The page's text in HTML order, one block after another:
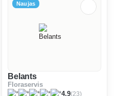
Naujas
Belants
Floraservis
4.9(23)